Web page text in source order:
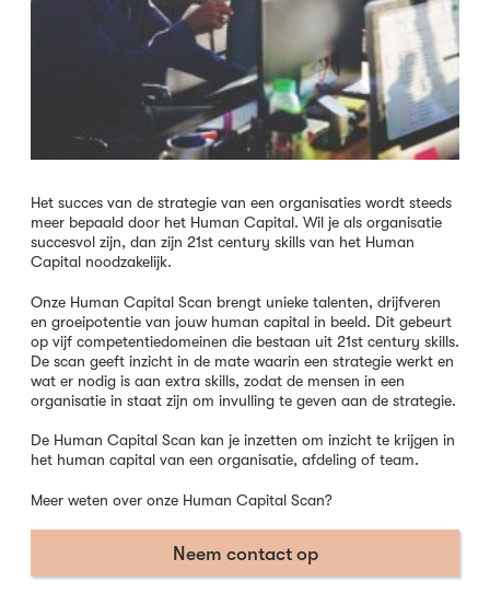
Het succes van de strategie van een organisaties wordt steeds
meer bepaald door het Human Capital. Wil je als organisatie
succesvol zijn, dan zijn 21st century skills van het Human
Capital noodzakelijk.
Onze Human Capital Scan brengt unieke talenten, drijfveren
en groeipotentie van jouw human capital in beeld. Dit gebeurt
op vijf competentiedomeinen die bestaan uit 21st century skills.
De scan geeft inzicht in de mate waarin een strategie werkt en
wat er nodig is aan extra skills, zodat de mensen in een
organisatie in staat zijn om invulling te geven aan de strategie.
De Human Capital Scan kan je inzetten om inzicht te krijgen in
het human capital van een organisatie, afdeling of team.
Meer weten over onze Human Capital Scan?
Neem contact op